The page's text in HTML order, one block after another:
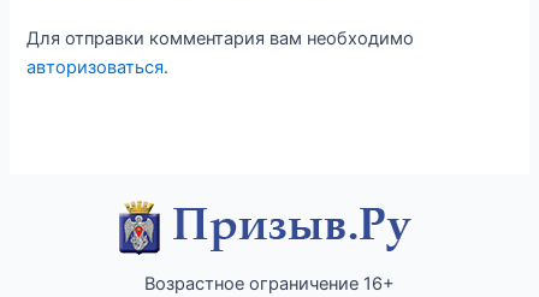
Для отправки комментария вам необходимо
авторизоваться.
Возрастное ограничение 16+